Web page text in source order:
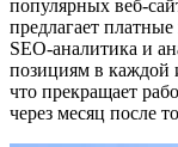
популярных веб-
предлагает
SEO-аналитика и
позициям в каждой
что прекращает
через месяц после